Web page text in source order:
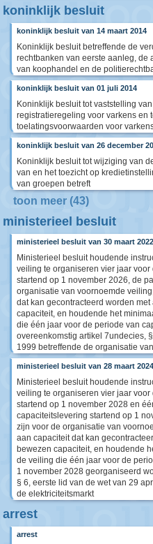
koninklijk besluit
koninklijk besluit van 14 maart 2014
Koninklijk besluit betreffende de
rechtbanken van eerste aanleg, de
van koophandel en de
koninklijk besluit van 01 juli 2014
Koninklijk besluit tot vaststelling
registratieregeling voor varkens en
toelatingsvoorwaarden voor
koninklijk besluit van 26 december
Koninklijk besluit tot wijziging van
van en het toezicht op
van groepen betreft
toon meer (43)
ministerieel besluit
ministerieel besluit van 30 maart 2022
Ministerieel besluit houdende
veiling te organiseren vier jaar
startend op 1 november 2026, de
organisatie van voornoemde
dat kan gecontracteerd worden
capaciteit, en houdende het
die één jaar voor de periode van
overeenkomstig artikel 7undecies,
1999 betreffende de organisatie
ministerieel besluit van 28 maart 2024
Ministerieel besluit houdende
veiling te organiseren vier jaar
startend op 1 november 2028 en
capaciteitslevering startend op 1
zijn voor de organisatie van
aan capaciteit dat kan
bewezen capaciteit, en houdende
de veiling die één jaar voor de
1 november 2028 georganiseerd
§ 6, eerste lid van de wet van 29
de elektriciteitsmarkt
arrest
arrest